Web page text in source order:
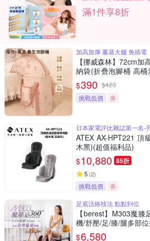
滿1件享8折
加高加厚 薰蒸大腿 免插電
【挪威森林】72cm加
納袋(折疊泡腳桶 高
桶)
$390 $423
挑戰低價
券
日本家電評比雜誌第一名-
ATEX AX-HPT221
木黑)(超值福利品)
$10,880 85折
5 (2)
挑戰低價
券
足底活絡技法 點點到位
【berest】M303魔
機/舒壓/足/膝/腿多部
$6,580